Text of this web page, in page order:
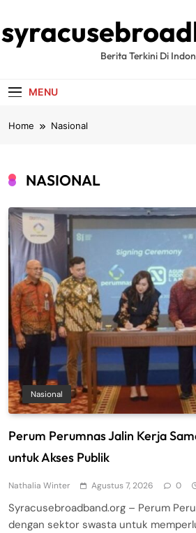
to
content
Berita Terkini Di
MENU
Home Nasional
NASIONAL
Nasional
Perum Perumnas Jalin Kerja
untuk Akses Publik
Nathalia Winter Agustus 7, 2026 0
Syracusebroadband.org – Perum
dengan sektor swasta untuk